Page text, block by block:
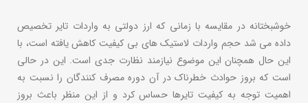
خوشبختانه در مقایسه با زمانی که ارز دولتی به واردات تایر تخصیص
داده می شد حجم واردات لاستیک های بی کیفیت کاهش یافته است، با
این حال همچنان این موضوع نیازمند نظارت جدی است. این در حالی
است که بروز حوادث خطرناک در آن دوره مصرف کنندگان را نسبت به
اهمیت توجه به کیفیت تایرها حساس کرد و از این منظر باعث بروز